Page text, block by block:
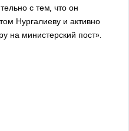
с тем, что он
Нургалиеву и активно
на министерский пост».